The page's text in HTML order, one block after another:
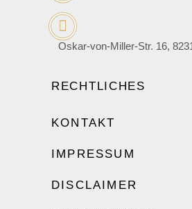
Oskar-von-Miller-Str. 16,
RECHTLICHES
KONTAKT
IMPRESSUM
DISCLAIMER